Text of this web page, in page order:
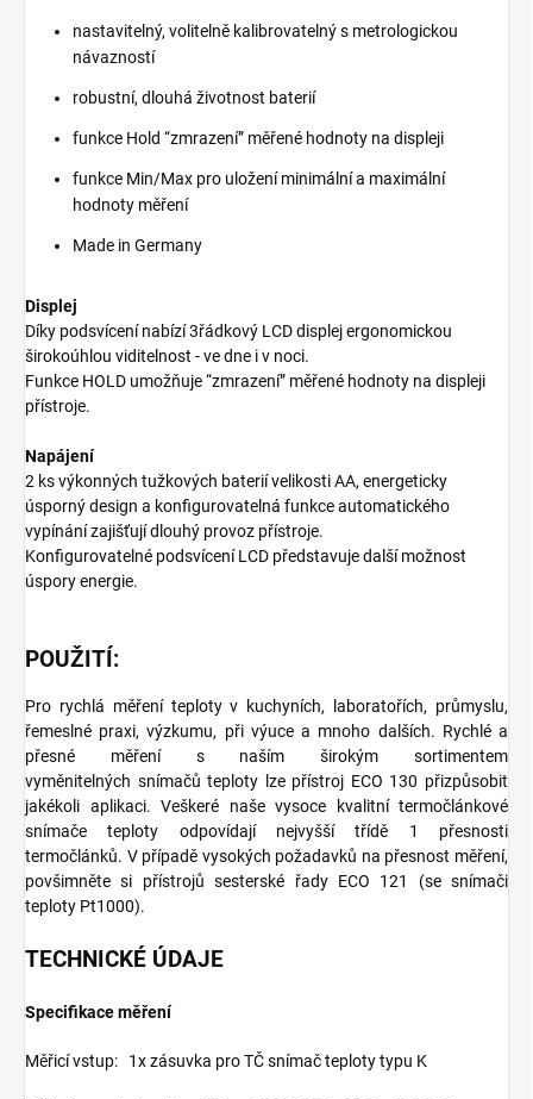
nastavitelný, volitelně kalibrovatelný s metrologickou
návazností
robustní, dlouhá životnost baterií
funkce Hold “zmrazení” měřené hodnoty na displeji
funkce Min/Max pro uložení minimální a maximální
hodnoty měření
Made in Germany
Displej
Díky podsvícení nabízí 3řádkový LCD displej ergonomickou
širokoúhlou viditelnost - ve dne i v noci.
Funkce HOLD umožňuje “zmrazení” měřené hodnoty na displeji
přístroje.
Napájení
2 ks výkonných tužkových baterií velikosti AA, energeticky
úsporný design a konfigurovatelná funkce automatického
vypínání zajišťují dlouhý provoz přístroje.
Konfigurovatelné podsvícení LCD představuje další možnost
úspory energie.
POUŽITÍ:
Pro rychlá měření teploty v kuchyních, laboratořích, průmyslu,
řemeslné praxi, výzkumu, při výuce a mnoho dalších. Rychlé a
přesné měření s naším širokým sortimentem
vyměnitelných snímačů teploty lze přístroj ECO 130 přizpůsobit
jakékoli aplikaci. Veškeré naše vysoce kvalitní termočlánkové
snímače teploty odpovídají nejvyšší třídě 1 přesnosti
termočlánků. V případě vysokých požadavků na přesnost měření,
povšimněte si přístrojů sesterské řady ECO 121 (se snímači
teploty Pt1000).
TECHNICKÉ ÚDAJE
Specifikace měření
Měřicí vstup: 1x zásuvka pro TČ snímač teploty typu K